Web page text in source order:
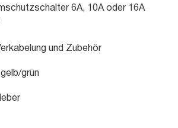
6A, 10A oder 16A
und Zubehör
grün